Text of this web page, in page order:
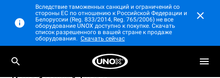
Вследствие таможенных санкций и ограничений со
стороны ЕС по отношению к Российской Федерации и
Белоруссии (Reg. 833/2014, Reg. 765/2006) не все
оборудование UNOX доступно к покупке. Скачать
список разрешенного в вашей стране к продаже
оборудования. Скачать сейчас